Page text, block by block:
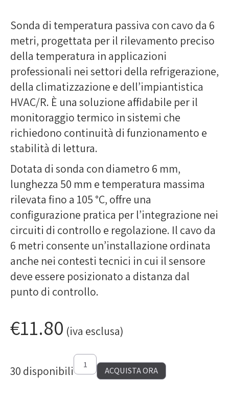
Sonda di temperatura passiva con cavo da 6
metri, progettata per il rilevamento preciso
della temperatura in applicazioni
professionali nei settori della refrigerazione,
della climatizzazione e dell’impiantistica
HVAC/R. È una soluzione affidabile per il
monitoraggio termico in sistemi che
richiedono continuità di funzionamento e
stabilità di lettura.
Dotata di sonda con diametro 6 mm,
lunghezza 50 mm e temperatura massima
rilevata fino a 105 °C, offre una
configurazione pratica per l’integrazione nei
circuiti di controllo e regolazione. Il cavo da
6 metri consente un’installazione ordinata
anche nei contesti tecnici in cui il sensore
deve essere posizionato a distanza dal
punto di controllo.
€11.80 (iva esclusa)
30 disponibili ACQUISTA ORA